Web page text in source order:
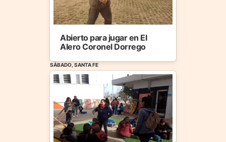
Abierto para jugar en El
Alero Coronel Dorrego
SÁBADO, SANTA FE